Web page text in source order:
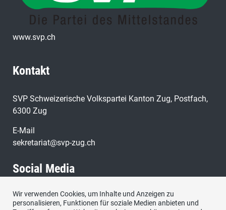
www.svp.ch
Kontakt
SVP Schweizerische Volkspartei Kanton Zug, Postfach,
6300 Zug
E-Mail
sekretariat@svp-zug.ch
Social Media
Besuchen Sie uns bei:
Wir verwenden Cookies, um Inhalte und Anzeigen zu
personalisieren, Funktionen für soziale Medien anbieten und